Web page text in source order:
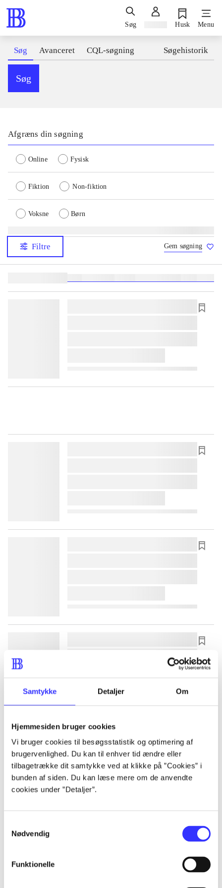
Samtykke Detaljer Om
Hjemmesiden bruger cookies
Vi bruger cookies til besøgsstatistik og optimering af
brugervenlighed. Du kan til enhver tid ændre eller
tilbagetrække dit samtykke ved at klikke på ”Cookies” i
bunden af siden. Du kan læse mere om de anvendte
cookies under ”Detaljer”.
Nødvendig
Funktionelle
Søg Husk Menu
Søg Avanceret CQL-søgning Søgehistorik
Søg
Afgræns din søgning
Online Fysisk
Fiktion Non-fiktion
Voksne Børn
Filtre Gem søgning
lorem ipsum dolor sit amet ...
lorem ipsum dolor sit amet ...
lorem ipsum dolor sit amet ...
lorem ipsum dolor sit amet ...
lorem ipsum dolor sit amet ...
lorem ipsum dolor sit amet ...
lorem ipsum dolor sit amet ...
lorem ipsum dolor sit amet ...
lorem ipsum dolor sit amet ...
lorem ipsum dolor sit amet ...
lorem ipsum dolor sit amet ...
lorem ipsum dolor sit amet ...
lorem ipsum dolor sit amet ...
lorem ipsum dolor sit amet ...